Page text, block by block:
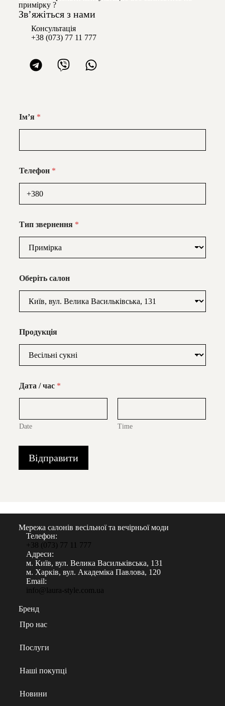
примірку ?
Звʼяжіться з нами
Консультація
+38 (073) 77 11 777
Імʼя *
Телефон *
Тип звернення *
Оберіть салон
Продукція
Дата / час *
Date Time
Відправити
Мережа салонів весільної та вечірньої моди
Телефон:
+38 (073) 77 11 777
Адреси:
м. Київ, вул. Велика Васильківська, 131
м. Харків, вул. Академіка Павлова, 120
Email:
info@laura-style.com.ua
Бренд
Про нас
Послуги
Наші покупці
Новини